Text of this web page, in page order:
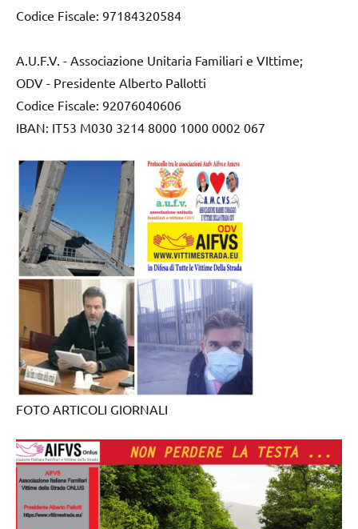
Codice Fiscale: 97184320584
A.U.F.V. - Associazione Unitaria Familiari e VIttime;
ODV - Presidente Alberto Pallotti
Codice Fiscale: 92076040606
IBAN: IT53 M030 3214 8000 1000 0002 067
FOTO ARTICOLI GIORNALI